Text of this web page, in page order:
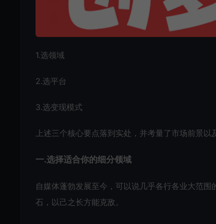
1.选领域
2.选平台
3.选变现模式
上述三个核心要点落到实处，并考量了市场前景以
一.选择适合你的细分领域
自媒体蓬勃发展至今，可以说几乎各行各业大范
石，以己之长方能克敌。